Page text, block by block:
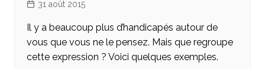
31 août 2015
Il y a beaucoup plus d’handicapés autour de
vous que vous ne le pensez. Mais que regroupe
cette expression ? Voici quelques exemples.